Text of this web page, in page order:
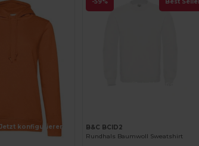
konfigurieren!
-59% Best
B&C BCID2
Rundhals Baumwoll Sweatshirt